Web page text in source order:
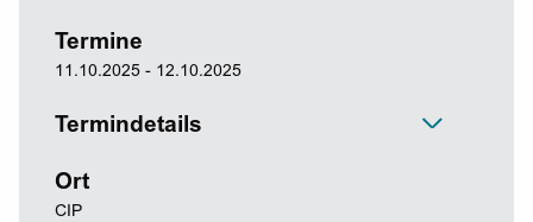
Termine
11.10.2025 - 12.10.2025
Termindetails
Ort
CIP